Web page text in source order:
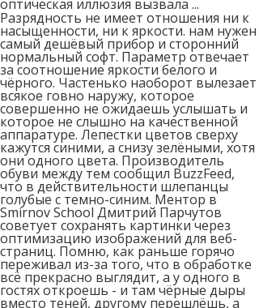
оптическая иллюзия вызвала ...
Разрядность не имеет отношения ни к
насыщенности, ни к яркости. нам нужен
самый дешёвый прибор и сторонний
нормальный софт. Параметр отвечает
за соотношение яркости белого и
чёрного. Частенько наоборот вылезает
всякое говно наружу, которое
совершенно не ожидаешь услышать и
которое не слышно на качественной
аппаратуре. Лепестки цветов сверху
кажутся синими, а снизу зелёными, хотя
они одного цвета. Производитель
обуви между тем сообщил BuzzFeed,
что в действительности шлепанцы
голубые с темно-синим. Ментор в
Smirnov School Дмитрий Парчутов
советует сохранять картинки через
оптимизацию изображений для веб-
страниц. Помню, как раньше горячо
переживал из-за того, что в обработке
всё прекрасно выглядит, а у одного в
гостях откроешь - и там чёрные дыры
вместо теней, другому перешлёшь, а